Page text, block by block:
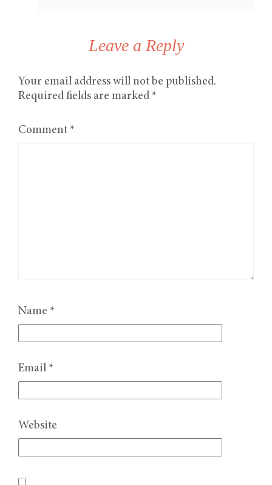
Leave a Reply
Your email address will not be published.
Required fields are marked *
Comment *
Name *
Email *
Website